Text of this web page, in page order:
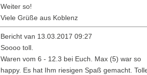
Weiter so!
Viele Grüße aus Koblenz
Bericht van 13.03.2017 09:27
Soooo toll.
Waren vom 6 - 12.3 bei Euch. Max (5) war so
happy. Es hat Ihm riesigen Spaß gemacht.